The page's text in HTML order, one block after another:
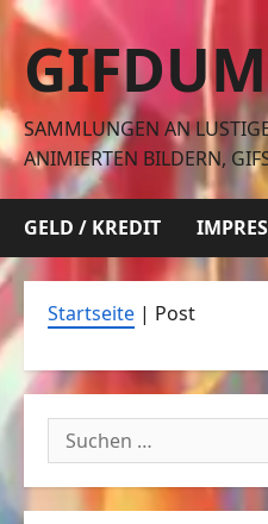
Zum
Inhalt
springen
SAMMLUNGEN AN
ANIMIERTEN BILDERN,
GELD / KREDIT
Startseite | Post
Suchen
nach: